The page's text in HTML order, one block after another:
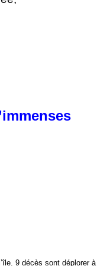
9 décès sont déplorer à